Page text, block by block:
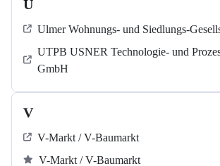
U
Ulmer Wohnungs- und Siedlungs-
UTPB USNER Technologie- und
GmbH
V
V-Markt / V-Baumarkt
V-Markt / V-Baumarkt